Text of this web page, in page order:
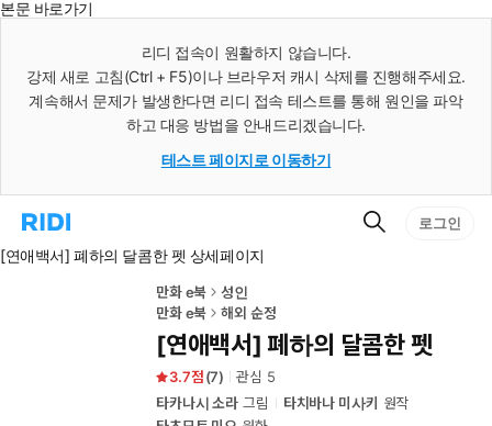
본문 바로가기
리디 접속이 원활하지 않습니다.
강제 새로 고침(Ctrl + F5)이나 브라우저 캐시 삭제를 진행해주세요.
계속해서 문제가 발생한다면 리디 접속 테스트를 통해 원인을 파악
하고 대응 방법을 안내드리겠습니다.
테스트 페이지로 이동하기
리
홈
검
로그인
[연애백서] 폐하의 달콤한 펫 상세페이지
만화 e북
성인
만화 e북
해외 순정
[연애백서] 폐하의 달콤한 펫
3.7 (7) 관심 5
타카나시 소라 그림 타치바나 미사키
원작